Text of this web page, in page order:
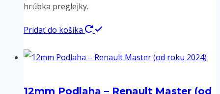
hrúbka preglejky.
Pridať do košíka
12mm Podlaha – Renault Master (od